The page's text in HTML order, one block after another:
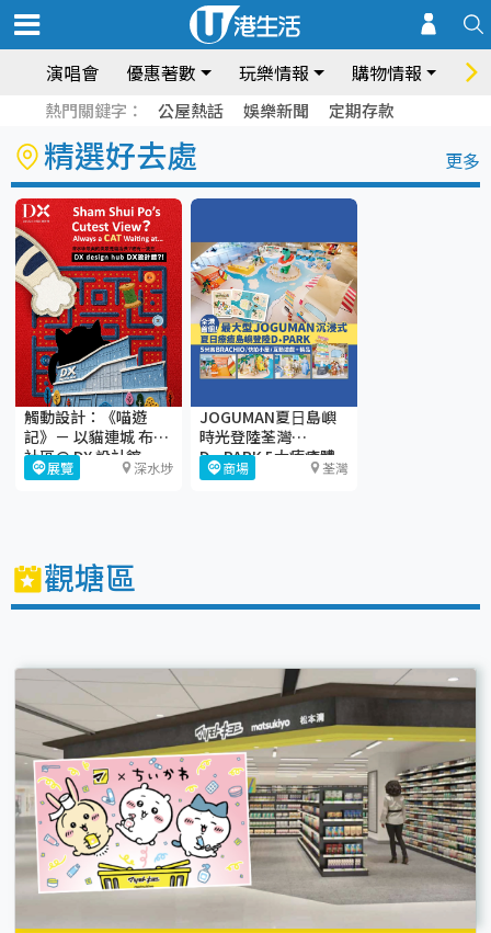
演唱會 優惠著數 玩樂情報 購物情報 飲
熱門關鍵字： 公屋熱話 娛樂新聞 定期存款
精選好去處 更多
觸動設計：《喵遊
記》－ 以貓連城 布繫
社區@ DX 設計館
展覽 深水埗
JOGUMAN夏⽇島嶼
時光登陸荃灣
D·PARK 5大療癒體
驗區+期間限定店
商場 荃灣
觀塘區